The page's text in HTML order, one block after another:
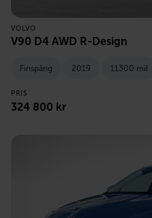
VOLVO
V90 D4 AWD R-Design
Finspång 2019 11300 mil
PRIS
324 800 kr